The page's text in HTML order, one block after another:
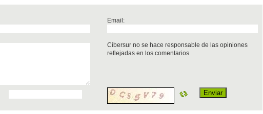
Email:
Cibersur no se hace responsable de las opiniones
reflejadas en los comentarios